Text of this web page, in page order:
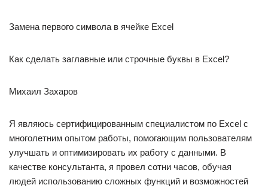
Замена первого символа в ячейке Excel
Как сделать заглавные или строчные буквы в Excel?
Михаил Захаров
Я являюсь сертифицированным специалистом по Excel с
многолетним опытом работы, помогающим пользователям
улучшать и оптимизировать их работу с данными. В
качестве консультанта, я провел сотни часов, обучая
людей использованию сложных функций и возможностей